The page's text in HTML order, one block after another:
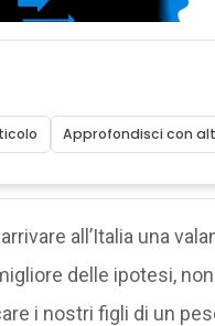
Approfondisci con
all’Italia una
delle ipotesi,
i nostri figli di un